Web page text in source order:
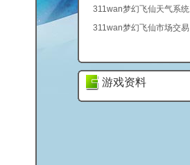
311wan梦幻飞仙天气系统
311wan梦幻飞仙市场交易
游戏资料